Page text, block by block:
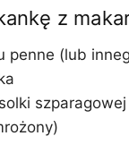
z
penne (lub
szparagowej